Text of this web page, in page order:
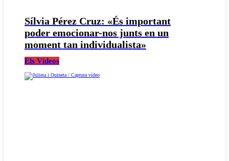
Sílvia Pérez Cruz: «És important
poder emocionar-nos junts en un
moment tan individualista»
Els Vídeos